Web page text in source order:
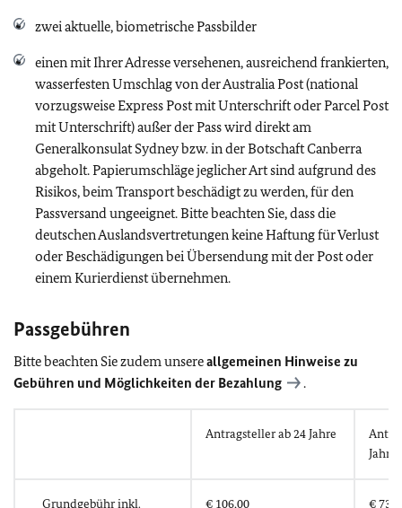
zwei aktuelle, biometrische Passbilder
einen mit Ihrer Adresse versehenen, ausreichend frankierten,
wasserfesten Umschlag von der Australia Post (national
vorzugsweise Express Post mit Unterschrift oder Parcel Post
mit Unterschrift) außer der Pass wird direkt am
Generalkonsulat Sydney bzw. in der Botschaft Canberra
abgeholt. Papierumschläge jeglicher Art sind aufgrund des
Risikos, beim Transport beschädigt zu werden, für den
Passversand ungeeignet. Bitte beachten Sie, dass die
deutschen Auslandsvertretungen keine Haftung für Verlust
oder Beschädigungen bei Übersendung mit der Post oder
einem Kurierdienst übernehmen.
Passgebühren
Bitte beachten Sie zudem unsereallgemeinen Hinweise zu
Gebühren und Möglichkeiten der Bezahlung
.
Antragsteller ab 24 Jahre
Jahre
Grundgebührinkl. € 106,00 €